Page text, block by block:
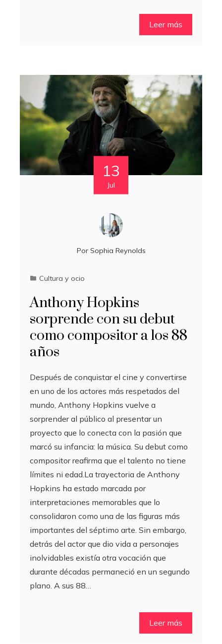
Leer más
13
Jul
Por Sophia Reynolds
Cultura y ocio
Anthony Hopkins
sorprende con su debut
como compositor a los 88
años
Después de conquistar el cine y convertirse
en uno de los actores más respetados del
mundo, Anthony Hopkins vuelve a
sorprender al público al presentar un
proyecto que lo conecta con la pasión que
marcó su infancia: la música. Su debut como
compositor reafirma que el talento no tiene
límites ni edad.La trayectoria de Anthony
Hopkins ha estado marcada por
interpretaciones memorables que lo
consolidaron como una de las figuras más
importantes del séptimo arte. Sin embargo,
detrás del actor que dio vida a personajes
inolvidables existía otra vocación que
durante décadas permaneció en un segundo
plano. A sus 88…
Leer más